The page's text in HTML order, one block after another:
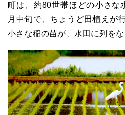
町は、約80世帯ほどの小さな
月中旬で、ちょうど田植えが
小さな稲の苗が、水田に列をな